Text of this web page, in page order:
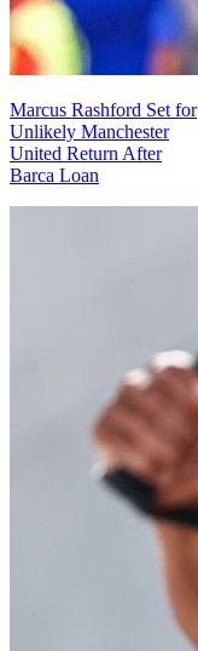
Marcus Rashford Set for
Unlikely Manchester
United Return After
Barca Loan